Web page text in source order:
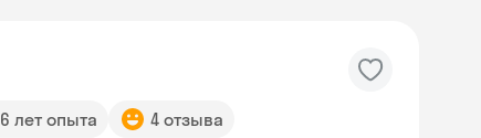
6 лет опыта 4 отзыва